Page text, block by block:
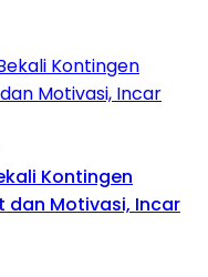
Kontingen
dan Motivasi, Incar